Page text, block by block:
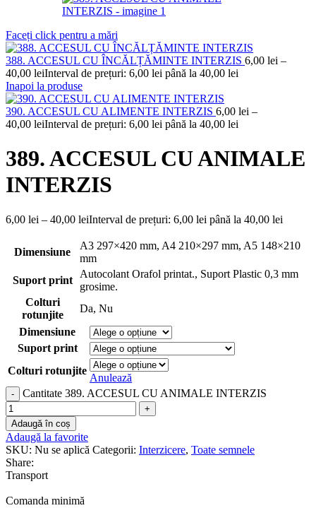
Faceți click pentru a mări
388. ACCESUL CU ÎNCĂLȚĂMINTE INTERZIS 6,00 lei –
40,00 leiInterval de prețuri: 6,00 lei până la 40,00 lei
Inapoi la produse
390. ACCESUL CU ALIMENTE INTERZIS 6,00 lei –
40,00 leiInterval de prețuri: 6,00 lei până la 40,00 lei
389. ACCESUL CU ANIMALE
INTERZIS
6,00 lei – 40,00 leiInterval de prețuri: 6,00 lei până la 40,00 lei
Dimensiune
A3 297×420 mm, A4 210×297 mm, A5 148×210
mm
Suport print
Autocolant Orafol printat., Suport Plastic 0,3 mm
grosime.
Colturi
rotunjite
Da, Nu
Dimensiune
Suport print
Colturi rotunjite
Anulează
Cantitate 389. ACCESUL CU ANIMALE INTERZIS
Adaugă în coș
Adaugă la favorite
SKU: Nu se aplică Categorii: Interzicere, Toate semnele
Share:
Transport
Comanda minimă